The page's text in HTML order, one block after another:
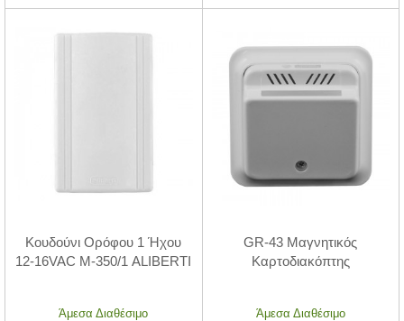
Κουδούνι Ορόφου 1 Ήχου
12-16VAC M-350/1 ALIBERTI
Άμεσα Διαθέσιμο
GR-43 Μαγνητικός
Καρτοδιακόπτης
Άμεσα Διαθέσιμο